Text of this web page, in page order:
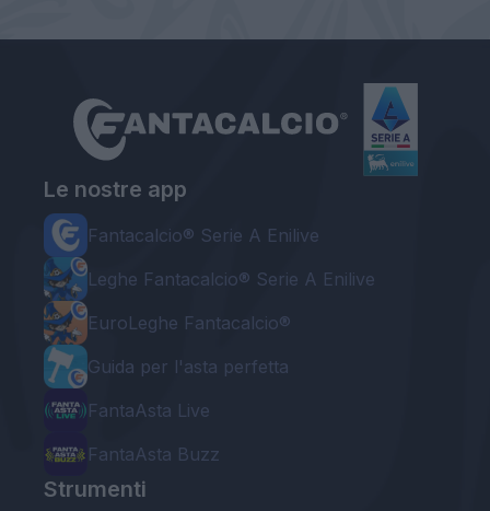
Le nostre app
Fantacalcio® Serie A Enilive
Leghe Fantacalcio® Serie A Enilive
EuroLeghe Fantacalcio®
Guida per l'asta perfetta
FantaAsta Live
FantaAsta Buzz
Strumenti